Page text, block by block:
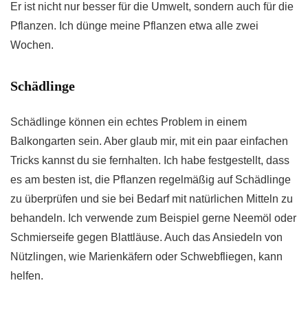
Er ist nicht nur besser für die Umwelt, sondern auch für die
Pflanzen. Ich dünge meine Pflanzen etwa alle zwei
Wochen.
Schädlinge
Schädlinge können ein echtes Problem in einem
Balkongarten sein. Aber glaub mir, mit ein paar einfachen
Tricks kannst du sie fernhalten. Ich habe festgestellt, dass
es am besten ist, die Pflanzen regelmäßig auf Schädlinge
zu überprüfen und sie bei Bedarf mit natürlichen Mitteln zu
behandeln. Ich verwende zum Beispiel gerne Neemöl oder
Schmierseife gegen Blattläuse. Auch das Ansiedeln von
Nützlingen, wie Marienkäfern oder Schwebfliegen, kann
helfen.